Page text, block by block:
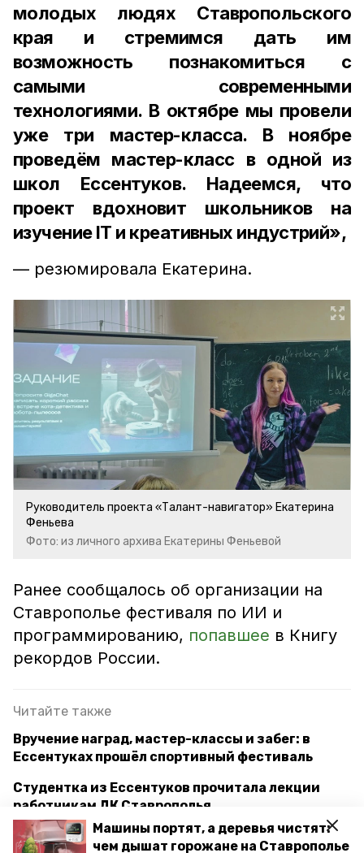
Машины портят, а деревья чистят:
чем дышат горожане на Ставрополье
молодых людях Ставропольского
края и стремимся дать им
возможность познакомиться с
самыми современными
технологиями. В октябре мы провели
уже три мастер-класса. В ноябре
проведём мастер-класс в одной из
школ Ессентуков. Надеемся, что
проект вдохновит школьников на
изучение IT и креативных индустрий»,
— резюмировала Екатерина.
Руководитель проекта «Талант-навигатор» Екатерина
Феньева
Фото: из личного архива Екатерины Феньевой
Ранее сообщалось об организации на
Ставрополье фестиваля по ИИ и
программированию, попавшее в Книгу
рекордов России.
Читайте также
Вручение наград, мастер-классы и забег: в
Ессентуках прошёл спортивный фестиваль
Студентка из Ессентуков прочитала лекции
работникам ДК Ставрополья
Губернатор Ставрополья обозначил приоритеты